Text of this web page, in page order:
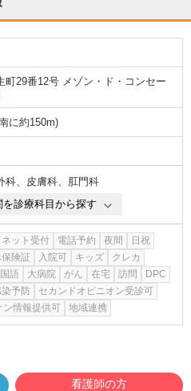
町29番12号 メゾン・ド・コンセー
に約150m)
科、 皮膚科、 肛門科
診療科目から探す
ネット受付 電話予約 夜間
日祝
険証 入院可 キッズ
クレカ
語 大病院 がん 在宅 訪問
DPC
予防
セカンドオピニオン受診可
ン情報提供可
地域連携
看護師の方